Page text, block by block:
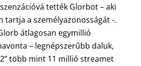
tették Glorbot – aki
tartja a személyazonosságát -.
átlagosan egymillió
– legnépszerűbb daluk,
több mint 11 millió streamet